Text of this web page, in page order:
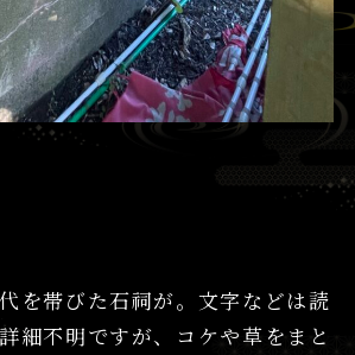
を帯びた石祠が。文字などは読
細不明ですが、コケや草をまと